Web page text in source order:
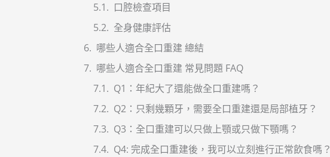
口腔檢查項目
全身健康評估
哪些人適合全口重建 總結
哪些人適合全口重建 常見問題 FAQ
Q1：年紀大了還能做全口重建嗎？
Q2：只剩幾顆牙，需要全口重建還是局部植牙？
Q3：全口重建可以只做上顎或只做下顎嗎？
Q4: 完成全口重建後，我可以立刻進行正常飲食嗎？